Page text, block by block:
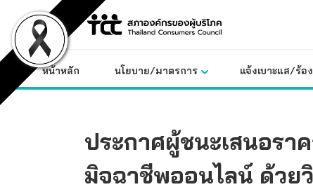
content
หน้าหลัก นโยบาย/มาตรการ แจ้งเบาะแส/ร้อ
ประกาศผู้ชนะเสนอรา
มิจฉาชีพออนไลน์ ด้วยวิ